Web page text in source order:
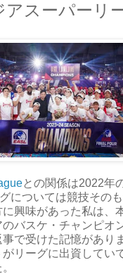
アスーパーリ
との関係は2022年
については競技その
興味があった私は、
バスケ・チャンピオ
で受けた記憶があり
リーグに出資してい